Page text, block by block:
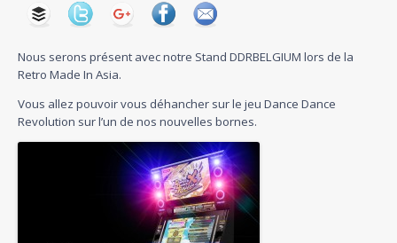
Nous serons présent avec notre Stand DDRBELGIUM lors de la
Retro Made In Asia.
Vous allez pouvoir vous déhancher sur le jeu Dance Dance
Revolution sur l’un de nos nouvelles bornes.